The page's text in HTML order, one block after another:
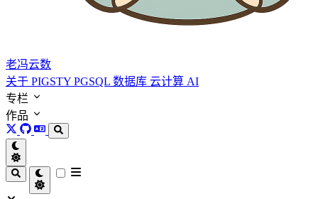
老冯云数
关于 PIGSTY PGSQL 数据库 云计算 AI
专栏
作品